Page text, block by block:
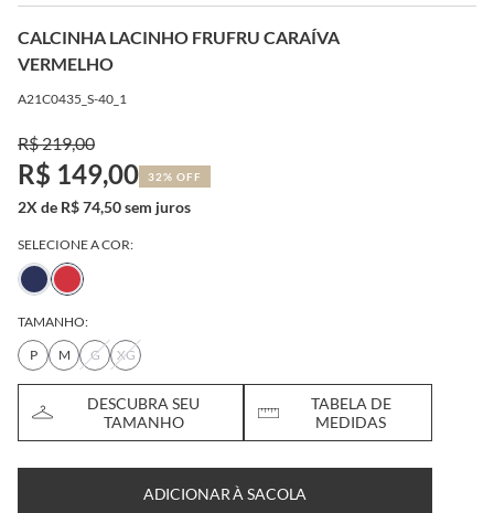
CALCINHA LACINHO FRUFRU CARAÍVA
VERMELHO
A21C0435_S-40_1
R$ 219,00
R$ 149,00 32% OFF
2X de R$ 74,50 sem juros
SELECIONE A COR:
TAMANHO:
P
M G XG
DESCUBRA SEU
TAMANHO
TABELA DE
MEDIDAS
ADICIONAR À SACOLA